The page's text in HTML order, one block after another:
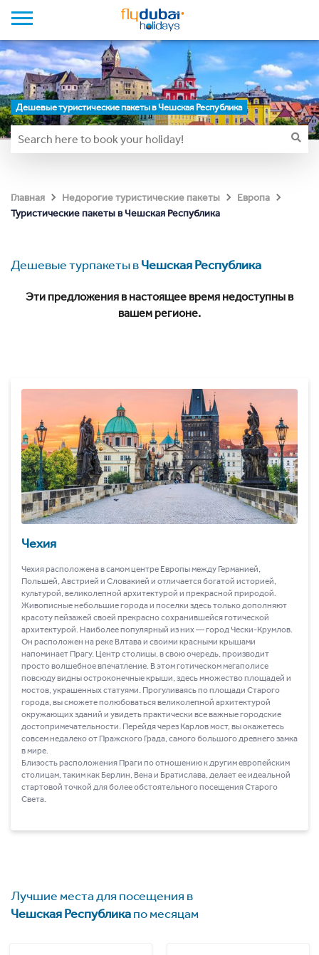
Дешевые туристические пакеты в Чешская Республика
Главная Недорогие туристические пакеты
Европа
Туристические пакеты в Чешская Республика
Дешевые турпакеты вЧешская Республика
Эти предложения в настоящее время недоступны в
вашем регионе.
Чехия
Чехия расположена в самом центре Европы между Германией,
Польшей, Австрией и Словакией и отличается богатой историей,
культурой, великолепной архитектурой и прекрасной природой.
Живописные небольшие города и поселки здесь только дополняют
красоту пейзажей своей прекрасно сохранившейся готической
архитектурой. Наиболее популярный из них ― город Чески-Крумлов.
Он расположен на реке Влтава и своими красными крышами
напоминает Прагу. Центр столицы, в свою очередь, производит
просто волшебное впечатление. В этом готическом мегаполисе
повсюду видны остроконечные крыши, здесь множество площадей и
мостов, украшенных статуями. Прогуливаясь по площади Старого
города, вы сможете полюбоваться великолепной архитектурой
окружающих зданий и увидеть практически все важные городские
достопримечательности. Перейдя через Карлов мост, вы окажетесь
совсем недалеко от Пражского Града, самого большого древнего замка
в мире.
Близость расположения Праги по отношению к другим европейским
столицам, таким как Берлин, Вена и Братислава, делает ее идеальной
стартовой точкой для более обстоятельного посещения Старого
Света.
Лучшие места для посещения в
Чешская Республикапо месяцам